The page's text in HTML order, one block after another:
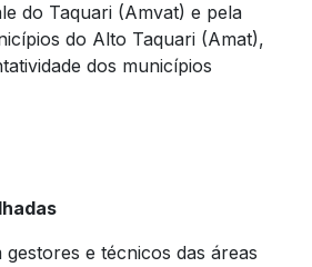
do Taquari (Amvat) e pela
do Alto Taquari (Amat),
dos municípios
e técnicos das áreas